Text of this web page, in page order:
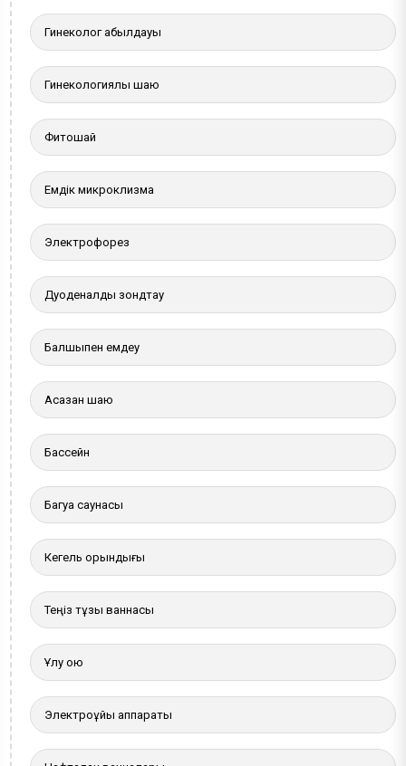
Гинеколог қабылдауы
Гинекологиялық шаю
Фитошай
Емдік микроклизма
Электрофорез
Дуоденалды зондтау
Балшықпен емдеу
Асқазан шаю
Бассейн
Багуа саунасы
Кегель орындығы
Теңіз тұзы ваннасы
Ұлу қою
Электроұйқы аппараты